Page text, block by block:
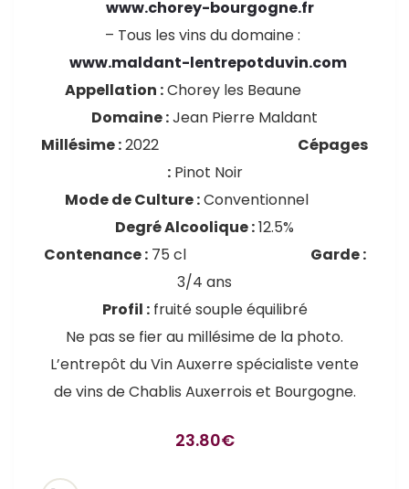
www.chorey-bourgogne.fr
– Tous les vins du domaine :
www.maldant-lentrepotduvin.com
Appellation :Chorey les Beaune
Domaine :Jean Pierre Maldant
Millésime :2022 Cépages
:Pinot Noir
Mode de Culture :Conventionnel
Degré Alcoolique :12.5%
Contenance :75 cl Garde :
3/4 ans
Profil :fruité souple équilibré
Ne pas se fier au millésime de la photo.
L’entrepôt du Vin Auxerre spécialiste vente
de vins de Chablis Auxerrois et Bourgogne.
23.80€